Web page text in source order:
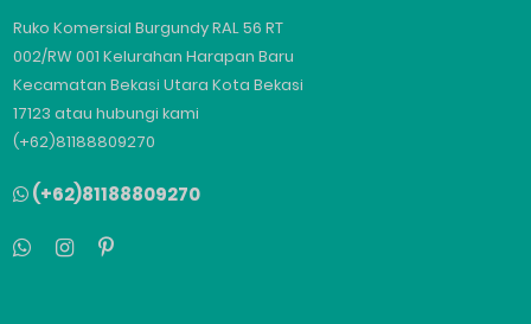
Ruko Komersial Burgundy RAL 56 RT
002/RW 001 Kelurahan Harapan Baru
Kecamatan Bekasi Utara Kota Bekasi
17123 atau hubungi kami
(+62)81188809270
(+62)81188809270